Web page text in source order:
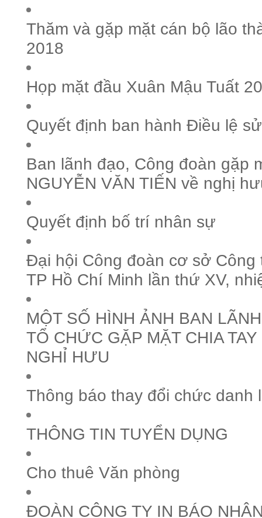
Thăm và gặp mặt cán bộ lão
2018
Họp mặt đầu Xuân Mậu Tuất
Quyết định ban hành Điều lệ
Ban lãnh đạo, Công đoàn gặp
NGUYỄN VĂN TIẾN về nghị
Quyết định bố trí nhân sự
Đại hội Công đoàn cơ sở Công
TP Hồ Chí Minh lần thứ XV,
MỘT SỐ HÌNH ẢNH BAN
TỔ CHỨC GẶP MẶT CHIA
NGHỈ HƯU
Thông báo thay đổi chức danh
THÔNG TIN TUYỂN DỤNG
Cho thuê Văn phòng
ĐOÀN CÔNG TY IN BÁO